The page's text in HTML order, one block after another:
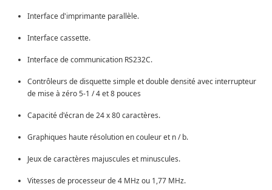
Interface d'imprimante parallèle.
Interface cassette.
Interface de communication RS232C.
Contrôleurs de disquette simple et double densité avec interrupteur
de mise à zéro 5-1 / 4 et 8 pouces
Capacité d'écran de 24 x 80 caractères.
Graphiques haute résolution en couleur et n / b.
Jeux de caractères majuscules et minuscules.
Vitesses de processeur de 4 MHz ou 1,77 MHz.